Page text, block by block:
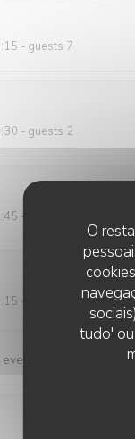
O
tudo'
- guests 7
- guests 2
- guests 2
- guests 2
at Essencial.